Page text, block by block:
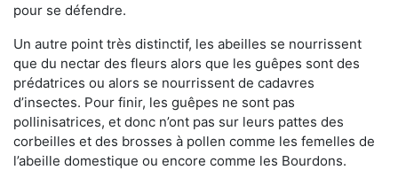
pour se défendre.
Un autre point très distinctif, les abeilles se nourrissent
que du nectar des fleurs alors que les guêpes sont des
prédatrices ou alors se nourrissent de cadavres
d’insectes. Pour finir, les guêpes ne sont pas
pollinisatrices, et donc n’ont pas sur leurs pattes des
corbeilles et des brosses à pollen comme les femelles de
l’abeille domestique ou encore comme les Bourdons.